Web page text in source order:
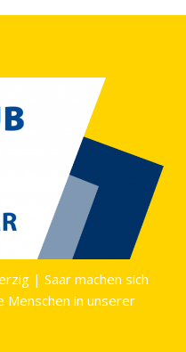
| Saar machen sich
Menschen in unserer